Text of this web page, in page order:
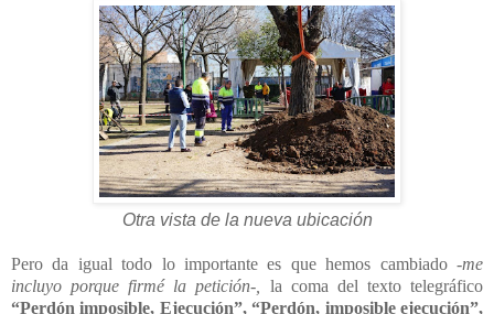
Otra vista de la nueva ubicación
Pero da igual todo lo importante es que hemos cambiado -me
incluyo porque firmé la petición-,
la coma del texto telegráfico
“Perdón imposible, Ejecución”, “Perdón, imposible ejecución”,